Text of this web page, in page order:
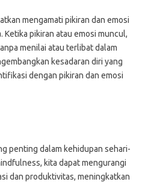
mengamati pikiran dan emosi
Ketika pikiran atau emosi muncul,
menilai atau terlibat dalam
kesadaran diri yang
dengan pikiran dan emosi
penting dalam kehidupan sehari-
kita dapat mengurangi
dan produktivitas, meningkatkan